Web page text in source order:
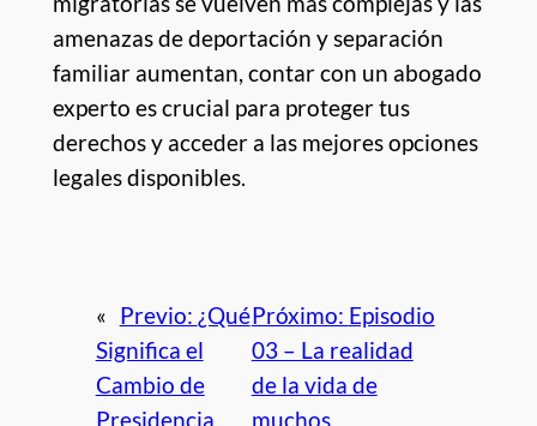
amenazas de deportación y separación
familiar aumentan, contar con un abogado
experto es crucial para proteger tus
derechos y acceder a las mejores opciones
legales disponibles.
« Previo: ¿Qué
Significa el
Cambio de
Presidencia
Próximo: Episodio
03 – La realidad
de la vida de
muchos